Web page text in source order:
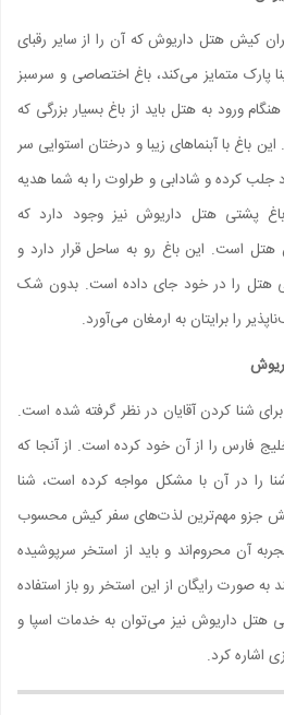
کیش هتل داریوش که آن را از سایر رقبای
پارک متمایز می‌کند، باغ اختصاصی و سرسبز
ورود به هتل باید از باغ بسیار بزرگی که
باغ با آبنماهای زیبا و درختان استوایی سر
جلب کرده و شادابی و طراوت را به شما هدیه
پشتی هتل داریوش نیز وجود دارد که
است. این باغ رو به ساحل قرار دارد و
هتل را در خود جای داده است. بدون شک
را برایتان به ارمغان می‌آورد.
شنا کردن آقایان در نظر گرفته شده است.
فارس را از آن خود کرده است. از آنجا که
را در آن با مشکل مواجه کرده است، شنا
جزو مهم‌ترین لذت‌های سفر کیش محسوب
آن محروم‌اند و باید از استخر سرپوشیده
به صورت رایگان از این استخر رو باز استفاده
هتل داریوش نیز می‌توان به خدمات اسپا و
اشاره کرد.